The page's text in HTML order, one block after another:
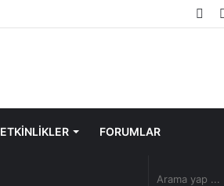
ETKİNLİKLER FORUMLAR